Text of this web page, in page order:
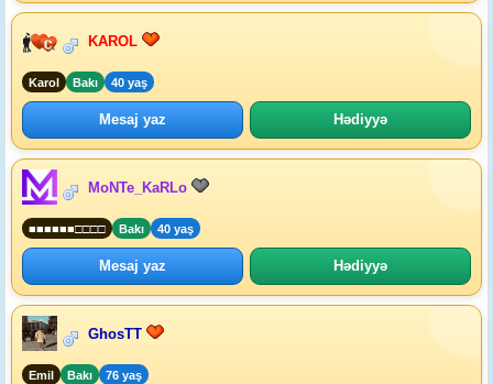
KAROL
Karol Bakı 40 yaş
Mesaj yaz Hədiyyə
MoNTe_KaRLo
■■■■■■□□□□ Bakı 40 yaş
Mesaj yaz Hədiyyə
GhosTT
Emil Bakı 76 yaş